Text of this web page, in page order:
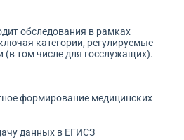
обследования в рамках
категории, регулируемые
том числе для госслужащих).
формирование медицинских
данных в ЕГИСЗ